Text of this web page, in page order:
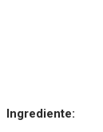
Ingrediente: